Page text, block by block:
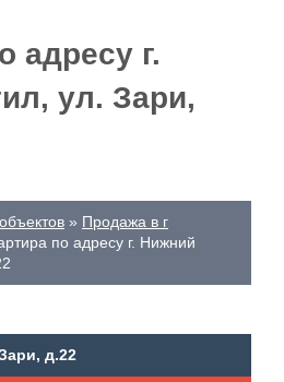
адресу г.
ул. Зари,
Продажа в г
по адресу г. Нижний
д.22